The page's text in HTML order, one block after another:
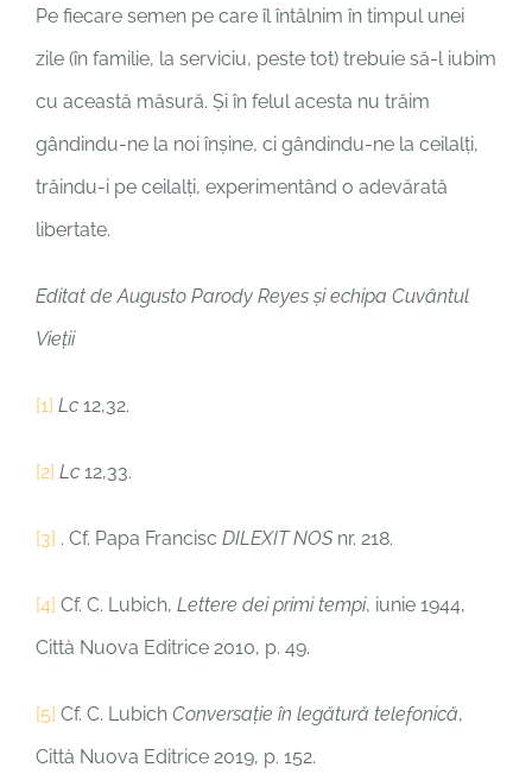
Pe fiecare semen pe care îl întâlnim în timpul unei
zile (în familie, la serviciu, peste tot) trebuie să-l iubim
cu această măsură. Și în felul acesta nu trăim
gândindu-ne la noi înșine, ci gândindu-ne la ceilalți,
trăindu-i pe ceilalți, experimentând o adevărată
libertate.
Editat de Augusto Parody Reyes și echipa Cuvântul
Vieții
[1] Lc12,32.
[2] Lc12,33.
[3] . Cf. Papa Francisc DILEXIT NOSnr. 218.
[4] Cf. C. Lubich, Lettere dei primi tempi, iunie 1944,
Città Nuova Editrice 2010, p. 49.
[5] Cf. C. Lubich Conversație în legătură telefonică,
Città Nuova Editrice 2019, p. 152.